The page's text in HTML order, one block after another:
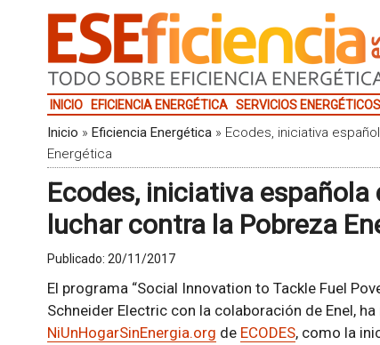
INICIO EFICIENCIA ENERGÉTICA SERVICIOS ENERGÉTICOS
Inicio » Eficiencia Energética» Ecodes, iniciativa
Energética
Ecodes, iniciativa
luchar contra la Pobreza
Publicado: 20/11/2017
El programa “Social Innovation to Tackle Fuel
Schneider Electric con la colaboración de Enel,
NiUnHogarSinEnergia.org de ECODES, como la